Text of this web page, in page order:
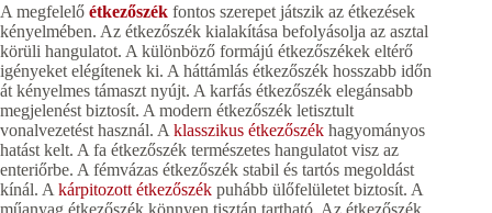
A megfelelő étkezőszék fontos szerepet játszik az étkezések
kényelmében. Az étkezőszék kialakítása befolyásolja az asztal
körüli hangulatot. A különböző formájú étkezőszékek eltérő
igényeket elégítenek ki. A háttámlás étkezőszék hosszabb időn
át kényelmes támaszt nyújt. A karfás étkezőszék elegánsabb
megjelenést biztosít. A modern étkezőszék letisztult
vonalvezetést használ. A klasszikus étkezőszék hagyományos
hatást kelt. A fa étkezőszék természetes hangulatot visz az
enteriőrbe. A fémvázas étkezőszék stabil és tartós megoldást
kínál. A kárpitozott étkezőszék puhább ülőfelületet biztosít. A
műanyag étkezőszék könnyen tisztán tartható. Az étkezőszék